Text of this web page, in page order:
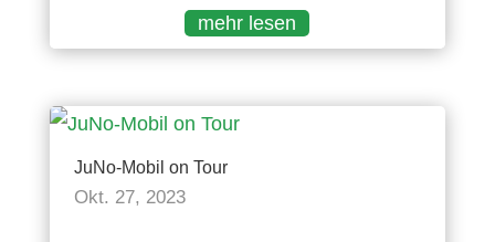
mehr lesen
JuNo-Mobil on Tour
Okt. 27, 2023